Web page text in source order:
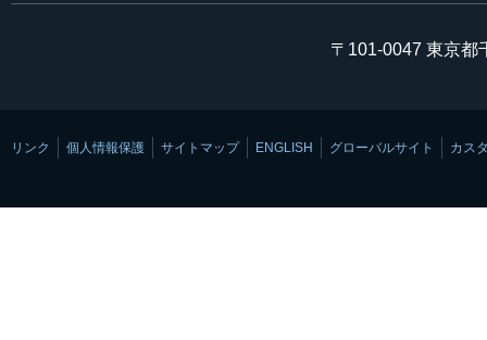
〒101-0047 東京都
リンク 個人情報保護 サイトマップ ENGLISH グローバルサイト カス